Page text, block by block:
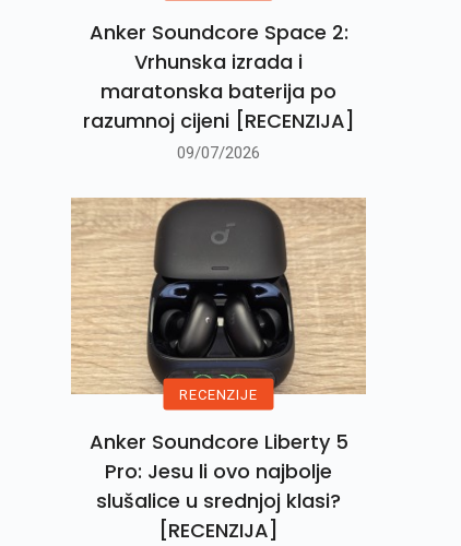
Anker Soundcore Space 2:
Vrhunska izrada i
maratonska baterija po
razumnoj cijeni [RECENZIJA]
09/07/2026
RECENZIJE
Anker Soundcore Liberty 5
Pro: Jesu li ovo najbolje
slušalice u srednjoj klasi?
[RECENZIJA]